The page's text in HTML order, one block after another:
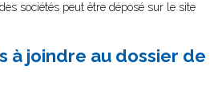
sociétés peut être déposé sur le site
à joindre au dossier de